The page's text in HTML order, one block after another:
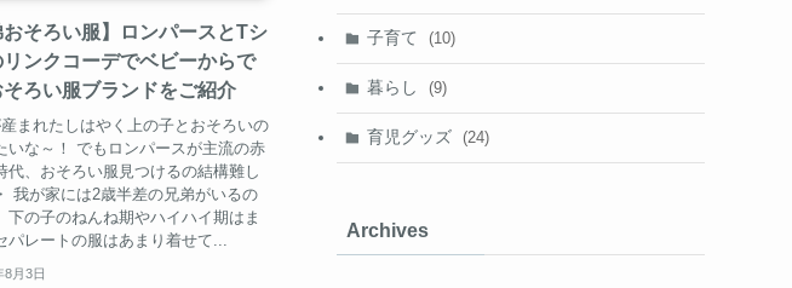
おそろい服】ロンパースとTシ
リンクコーデでベビーからで
そろい服ブランドをご紹介
まれたしはやく上の子とおそろいの
いな～！ でもロンパースが主流の赤
代、おそろい服見つけるの結構難し
我が家には2歳半差の兄弟がいるの
下の子のねんね期やハイハイ期はま
パレートの服はあまり着せて...
8月3日
子育て (10)
暮らし (9)
育児グッズ (24)
Archives